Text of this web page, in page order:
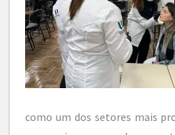
como um dos setores mais